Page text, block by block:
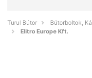
Turul Bútor
Bútorboltok,
Elitro Europe Kft.